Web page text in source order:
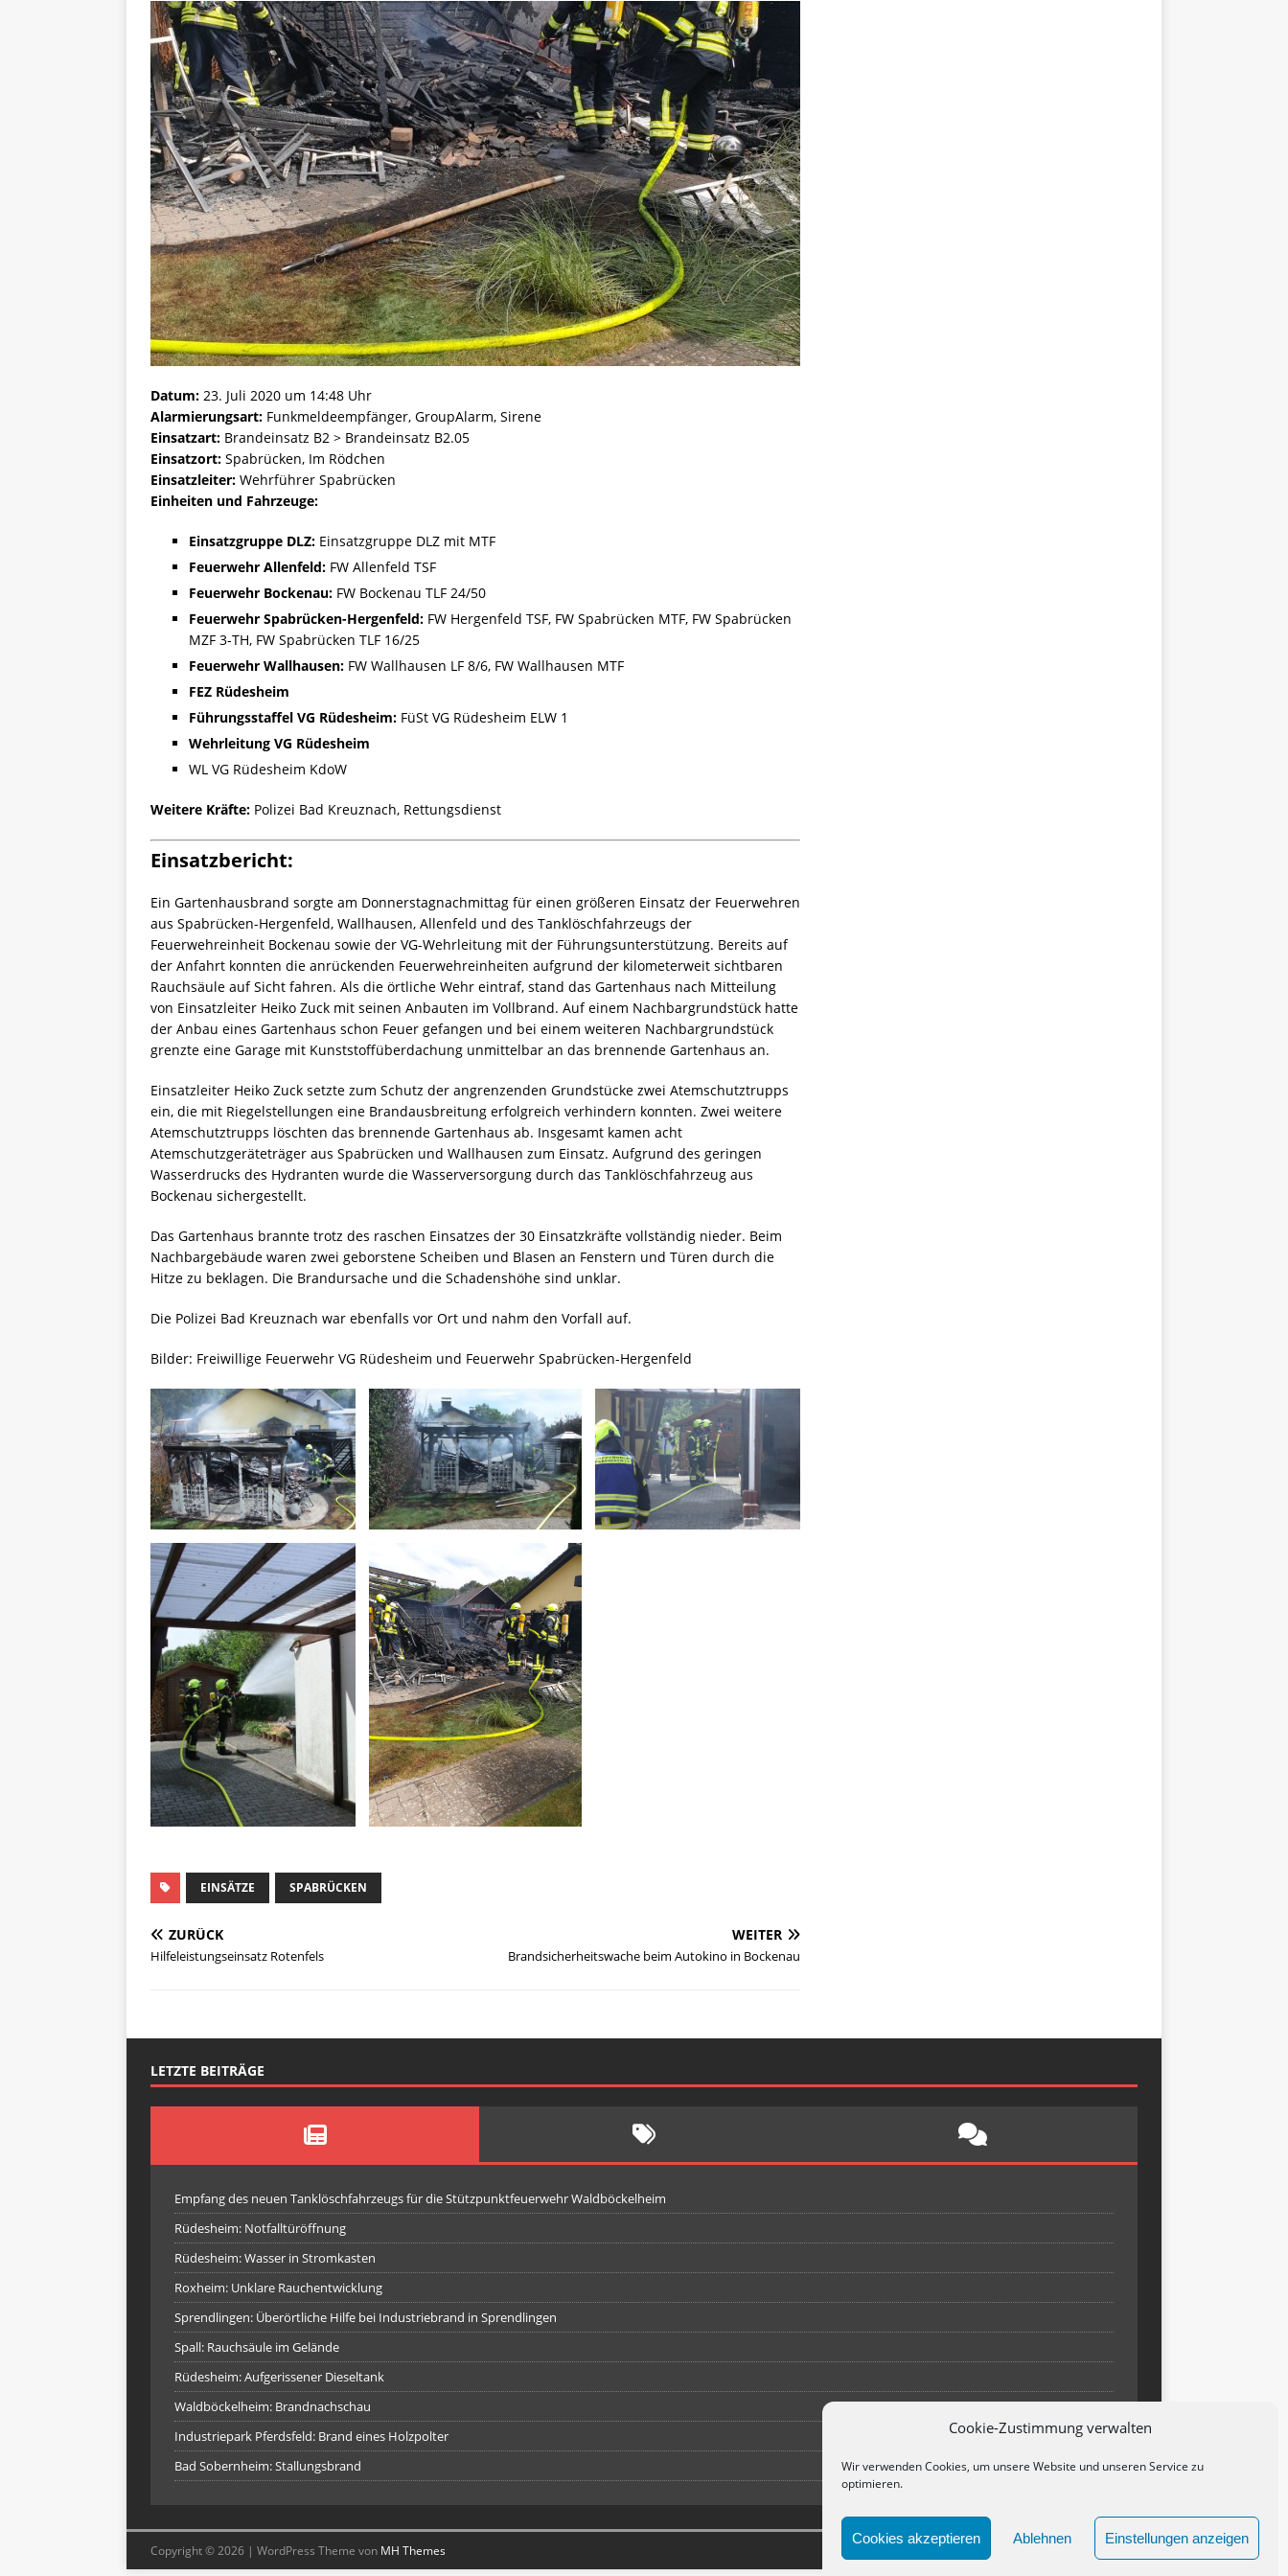
Cookie-Zustimmung verwalten
Wir verwenden Cookies, um unsere Website und unseren Service zu
optimieren.
Cookies akzeptieren Ablehnen Einstellungen anzeigen
Datum: 23. Juli 2020 um 14:48 Uhr
Alarmierungsart: Funkmeldeempfänger, GroupAlarm, Sirene
Einsatzart: Brandeinsatz B2 > Brandeinsatz B2.05
Einsatzort: Spabrücken, Im Rödchen
Einsatzleiter: Wehrführer Spabrücken
Einheiten und Fahrzeuge:
Einsatzgruppe DLZ: Einsatzgruppe DLZ mit MTF
Feuerwehr Allenfeld: FW Allenfeld TSF
Feuerwehr Bockenau: FW Bockenau TLF 24/50
Feuerwehr Spabrücken-Hergenfeld: FW Hergenfeld TSF, FW Spabrücken MTF, FW Spabrücken
MZF 3-TH, FW Spabrücken TLF 16/25
Feuerwehr Wallhausen: FW Wallhausen LF 8/6, FW Wallhausen MTF
FEZ Rüdesheim
Führungsstaffel VG Rüdesheim: FüSt VG Rüdesheim ELW 1
Wehrleitung VG Rüdesheim
WL VG Rüdesheim KdoW
Weitere Kräfte: Polizei Bad Kreuznach, Rettungsdienst
Einsatzbericht:
Ein Gartenhausbrand sorgte am Donnerstagnachmittag für einen größeren Einsatz der Feuerwehren
aus Spabrücken-Hergenfeld, Wallhausen, Allenfeld und des Tanklöschfahrzeugs der
Feuerwehreinheit Bockenau sowie der VG-Wehrleitung mit der Führungsunterstützung. Bereits auf
der Anfahrt konnten die anrückenden Feuerwehreinheiten aufgrund der kilometerweit sichtbaren
Rauchsäule auf Sicht fahren. Als die örtliche Wehr eintraf, stand das Gartenhaus nach Mitteilung
von Einsatzleiter Heiko Zuck mit seinen Anbauten im Vollbrand. Auf einem Nachbargrundstück hatte
der Anbau eines Gartenhaus schon Feuer gefangen und bei einem weiteren Nachbargrundstück
grenzte eine Garage mit Kunststoffüberdachung unmittelbar an das brennende Gartenhaus an.
Einsatzleiter Heiko Zuck setzte zum Schutz der angrenzenden Grundstücke zwei Atemschutztrupps
ein, die mit Riegelstellungen eine Brandausbreitung erfolgreich verhindern konnten. Zwei weitere
Atemschutztrupps löschten das brennende Gartenhaus ab. Insgesamt kamen acht
Atemschutzgeräteträger aus Spabrücken und Wallhausen zum Einsatz. Aufgrund des geringen
Wasserdrucks des Hydranten wurde die Wasserversorgung durch das Tanklöschfahrzeug aus
Bockenau sichergestellt.
Das Gartenhaus brannte trotz des raschen Einsatzes der 30 Einsatzkräfte vollständig nieder. Beim
Nachbargebäude waren zwei geborstene Scheiben und Blasen an Fenstern und Türen durch die
Hitze zu beklagen. Die Brandursache und die Schadenshöhe sind unklar.
Die Polizei Bad Kreuznach war ebenfalls vor Ort und nahm den Vorfall auf.
Bilder: Freiwillige Feuerwehr VG Rüdesheim und Feuerwehr Spabrücken-Hergenfeld
EINSÄTZE SPABRÜCKEN
ZURÜCK
Hilfeleistungseinsatz Rotenfels
WEITER
Brandsicherheitswache beim Autokino in Bockenau
LETZTE BEITRÄGE
Empfang des neuen Tanklöschfahrzeugs für die Stützpunktfeuerwehr Waldböckelheim
Rüdesheim: Notfalltüröffnung
Rüdesheim: Wasser in Stromkasten
Roxheim: Unklare Rauchentwicklung
Sprendlingen: Überörtliche Hilfe bei Industriebrand in Sprendlingen
Spall: Rauchsäule im Gelände
Rüdesheim: Aufgerissener Dieseltank
Waldböckelheim: Brandnachschau
Industriepark Pferdsfeld: Brand eines Holzpolter
Bad Sobernheim: Stallungsbrand
Copyright © 2026 | WordPress Theme von MH Themes